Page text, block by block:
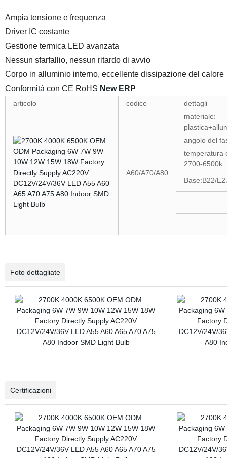
Ampia tensione e frequenza
Driver IC costante
Gestione termica LED avanzata
Nessun sfarfallio, nessun ritardo di avvio
Corpo in alluminio interno, eccellente dissipazione del calore
Conformità con CE RoHS New ERP
articolo codice dettagli
A60/A70/A80
materiale:
angolo del
temperatura
2700-6500k
Base:B22/
Foto dettagliate
Certificazioni